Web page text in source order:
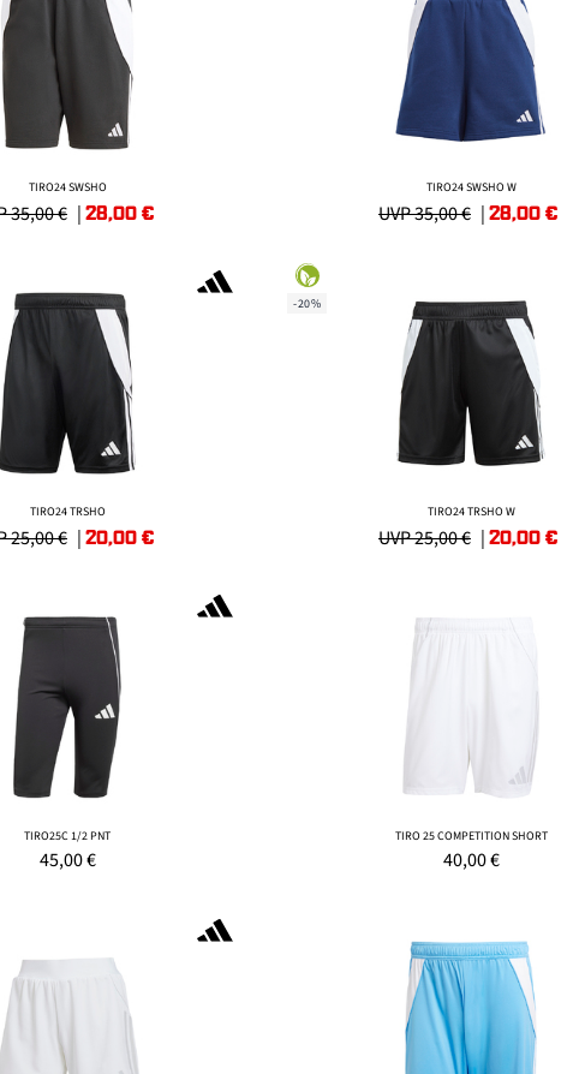
TIRO24 SWSHO
35,00 € |28,00€
TIRO24 SWSHO W
UVP 35,00 € |28,00€
TIRO24 TRSHO
25,00 € |20,00€
-20%
TIRO24 TRSHO W
UVP 25,00 € |20,00€
TIRO25C 1/2 PNT
45,00€
TIRO 25 COMPETITION SHORT
40,00€